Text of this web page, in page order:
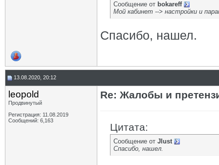
Сообщение от bokareff
Мой кабинет --> настройки и
Спасибо, нашел.
13.08.2020, 20:12
leopold
Продвинутый
Регистрация: 11.08.2019
Сообщений: 6,163
Re: Жалобы и
Цитата:
Сообщение от Jlust
Спасибо, нашел.